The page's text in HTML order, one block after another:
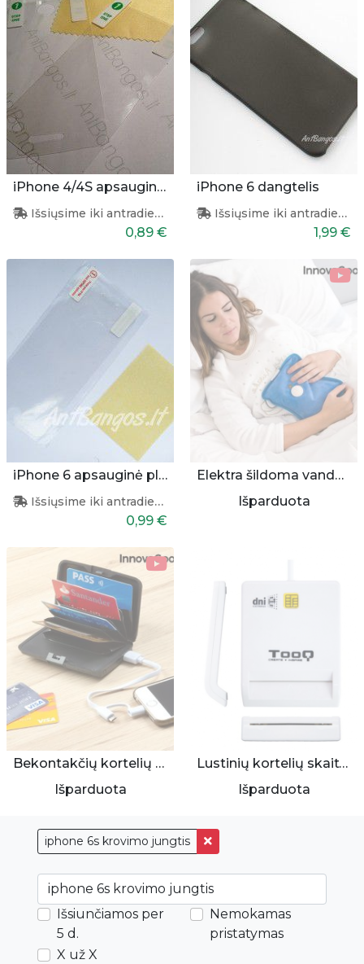
iphone 6s krovimo jungtis
Išsiunčiamos per
5 d.
Nemokamas
pristatymas
X už X
iPhone 4/4S apsauginės plėvelės
Išsiųsime iki antradienio
0,89 €
iPhone 6 dangtelis
Išsiųsime iki antradienio
1,99 €
iPhone 6 apsauginė plėvelė
Išsiųsime iki antradienio
0,99 €
Elektra šildoma vandens pūslė - šildyklė
Išparduota
Bekontakčių kortelių apsauga/dėkliukas su pakrovėju
Išparduota
Lustinių kortelių skaitytuvas
Išparduota